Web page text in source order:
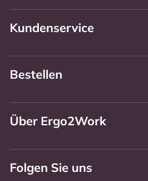
Kundenservice
Bestellen
Über Ergo2Work
Folgen Sie uns